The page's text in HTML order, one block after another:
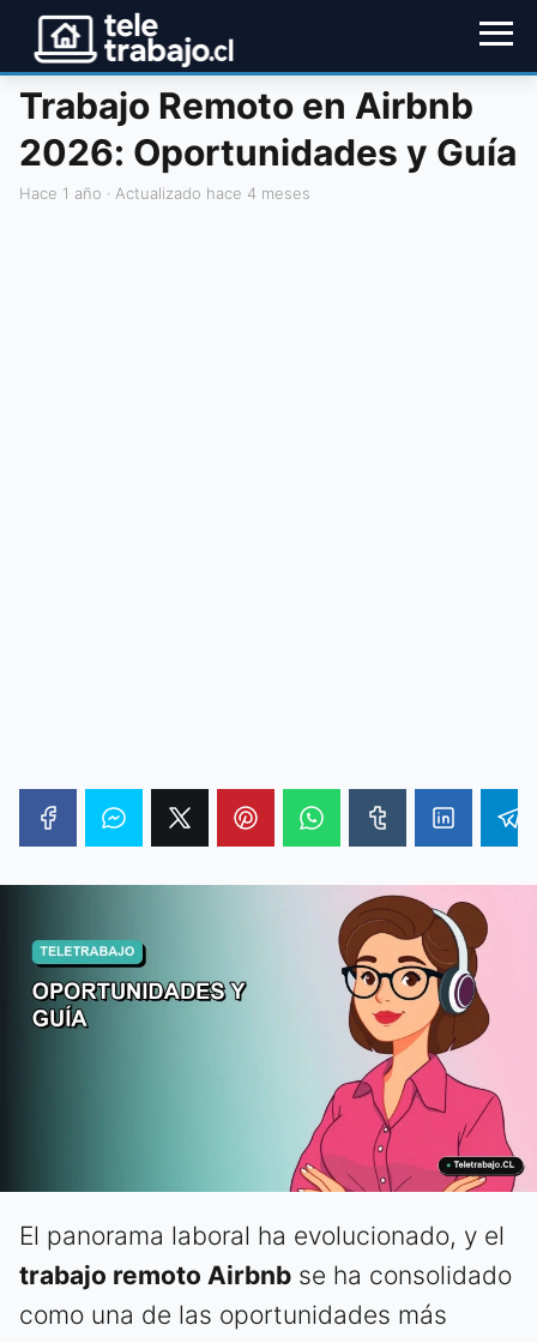
Trabajo Remoto en Airbnb
2026: Oportunidades y Guía
hace 1 año · Actualizado hace 4 meses
El panorama laboral ha evolucionado, y el
trabajo remoto Airbnb se ha consolidado
como una de las oportunidades más